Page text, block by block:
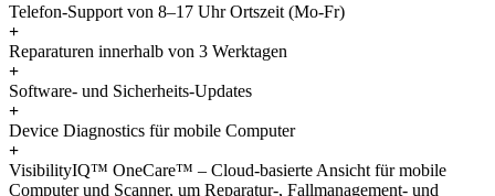
Telefon-Support von 8–17 Uhr Ortszeit (Mo-Fr)
+
Reparaturen innerhalb von 3 Werktagen
+
Software- und Sicherheits-Updates
+
Device Diagnostics für mobile Computer
+
VisibilityIQ™ OneCare™ – Cloud-basierte Ansicht für mobile
Computer und Scanner, um Reparatur-, Fallmanagement- und